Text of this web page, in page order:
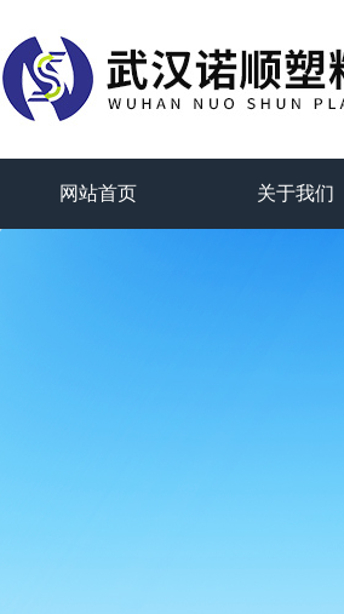
网站首页 关于我们